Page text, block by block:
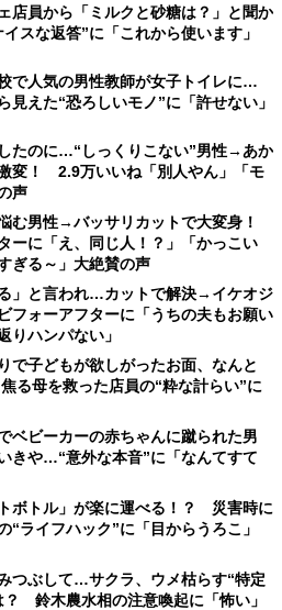
店員から「ミルクと砂糖は？」と聞か
スな返答”に「これから使います」
校で人気の男性教師が女子トイレに…
見えた“恐ろしいモノ”に「許せない」
たのに…“しっくりこない”男性→あか
変！ 2.9万いいね「別人やん」「モ
声
む男性→バッサリカットで大変身！
ーに「え、同じ人！？」「かっこい
ぎる～」大絶賛の声
」と言われ…カットで解決→イケオジ
ォーアフターに「うちの夫もお願い
りハンパない」
で子どもが欲しがったお面、なんと
る母を救った店員の“粋な計らい”に
ベビーカーの赤ちゃんに蹴られた男
きや…“意外な本音”に「なんてすて
ボトル」が楽に運べる！？ 災害時に
“ライフハック”に「目からうろこ」
つぶして…サクラ、ウメ枯らす“特定
？ 鈴木農水相の注意喚起に「怖い」